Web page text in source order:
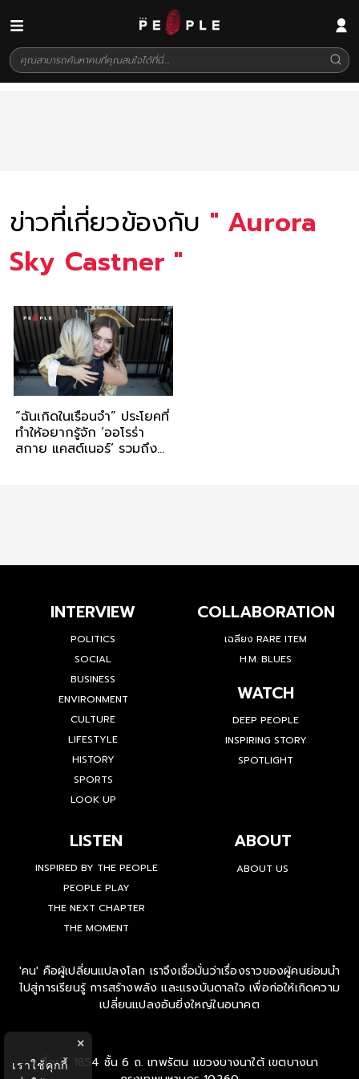
ข่าวที่เกี่ยวข้องกับ " Aurora
Sky Castner "
“ฉันเกิดในเรือนจำ” ประโยคที่
ทำให้อยากรู้จัก ‘ออโรร่า
สกาย แคสต์เนอร์’ รวมถึง
INTERVIEW
POLITICS
SOCIAL
BUSINESS
ENVIRONMENT
CULTURE
LIFESTYLE
HISTORY
SPORTS
LOOK UP
COLLABORATION
เฉลียง RARE ITEM
H.M. BLUES
WATCH
DEEP PEOPLE
INSPIRING STORY
SPOTLIGHT
LISTEN
INSPIRED BY THE PEOPLE
PEOPLE PLAY
THE NEXT CHAPTER
THE MOMENT
ABOUT
ABOUT US
'คน' คือผู้เปลี่ยนแปลงโลก เราจึงเชื่อมั่นว่าเรื่องราวของผู้คนย่อมนำ
ไปสู่การเรียนรู้ การสร้างพลัง และแรงบันดาลใจ เพื่อก่อให้เกิดความ
เปลี่ยนแปลงอันยิ่งใหญ่ในอนาคต
ที่อยู่ : 1854 ชั้น 6 ถ. เทพรัตน แขวงบางนาใต้ เขตบางนา
×
เราใช้คุกกี้